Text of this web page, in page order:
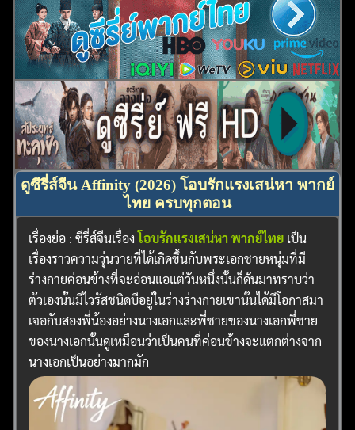
ดูซีรี่ส์จีน Affinity (2026) โอบรักแรงเสน่หา พากย์
ไทย ครบทุกตอน
เรื่องย่อ : ซีรี่ส์จีนเรื่องโอบรักแรงเสน่หา พากย์ไทย เป็น
เรื่องราวความวุ่นวายที่ได้เกิดขึ้นกับพระเอกชายหนุ่มที่มี
ร่างกายค่อนข้างที่จะอ่อนแอแต่วันหนึ่งนั้นก็ดันมาทราบว่า
ตัวเองนั้นมีไวรัสชนิดบีอยู่ในร่างร่างกายเขานั้นได้มีโอกาสมา
เจอกับสองพี่น้องอย่างนางเอกและพี่ชายของนางเอกพี่ชาย
ของนางเอกนั้นดูเหมือนว่าเป็นคนที่ค่อนข้างจะแตกต่างจาก
นางเอกเป็นอย่างมากมัก